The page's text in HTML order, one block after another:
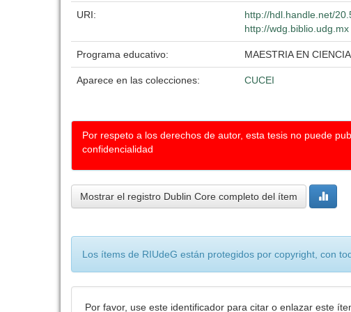
URI:
http://hdl.handle.net/
http://wdg.biblio.udg.mx
Programa educativo: MAESTRIA EN
Aparece en las colecciones: CUCEI
Por respeto a los derechos de autor, esta tesis no puede
confidencialidad
Mostrar el registro Dublin Core completo del ítem
Los ítems de RIUdeG están protegidos por copyright, con
Por favor, use este identificador para citar o enlazar este